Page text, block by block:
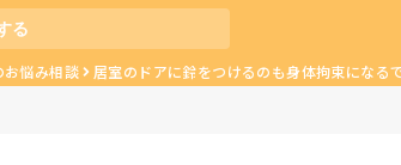
お悩み相談 居室のドアに鈴をつけるのも身体拘束になる